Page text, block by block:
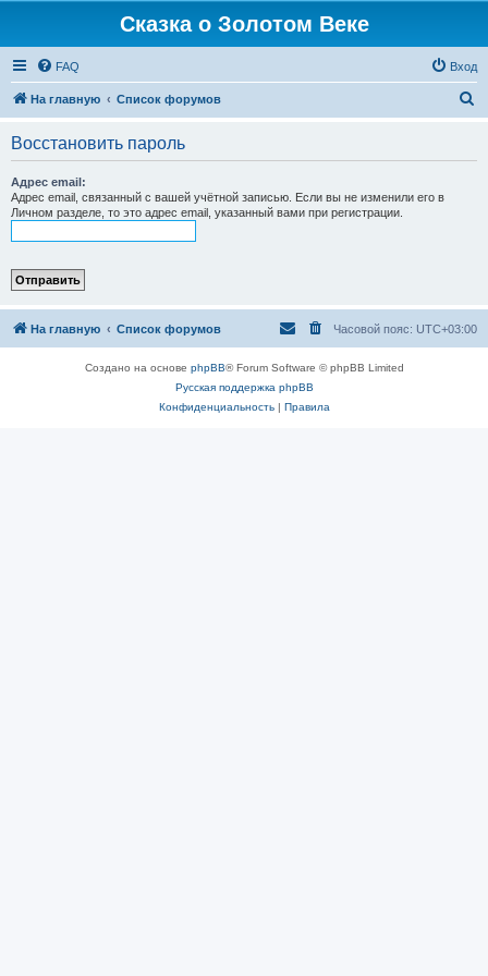
Сказка о Золотом Веке
FAQ Вход
На главную Список форумов
Восстановить пароль
Адрес email:
Адрес email, связанный с вашей учётной записью. Если вы не изменили его в
Личном разделе, то это адрес email, указанный вами при регистрации.
На главную Список форумов Часовой пояс: UTC+03:00
Создано на основе phpBB® Forum Software © phpBB Limited
Русская поддержка phpBB
Конфиденциальность| Правила